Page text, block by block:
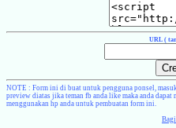
URL (
NOTE : Form ini di buat untuk pengguna ponsel,
preview diatas jika teman fb anda like maka anda
menggunakan hp anda untuk pembuatan form ini.